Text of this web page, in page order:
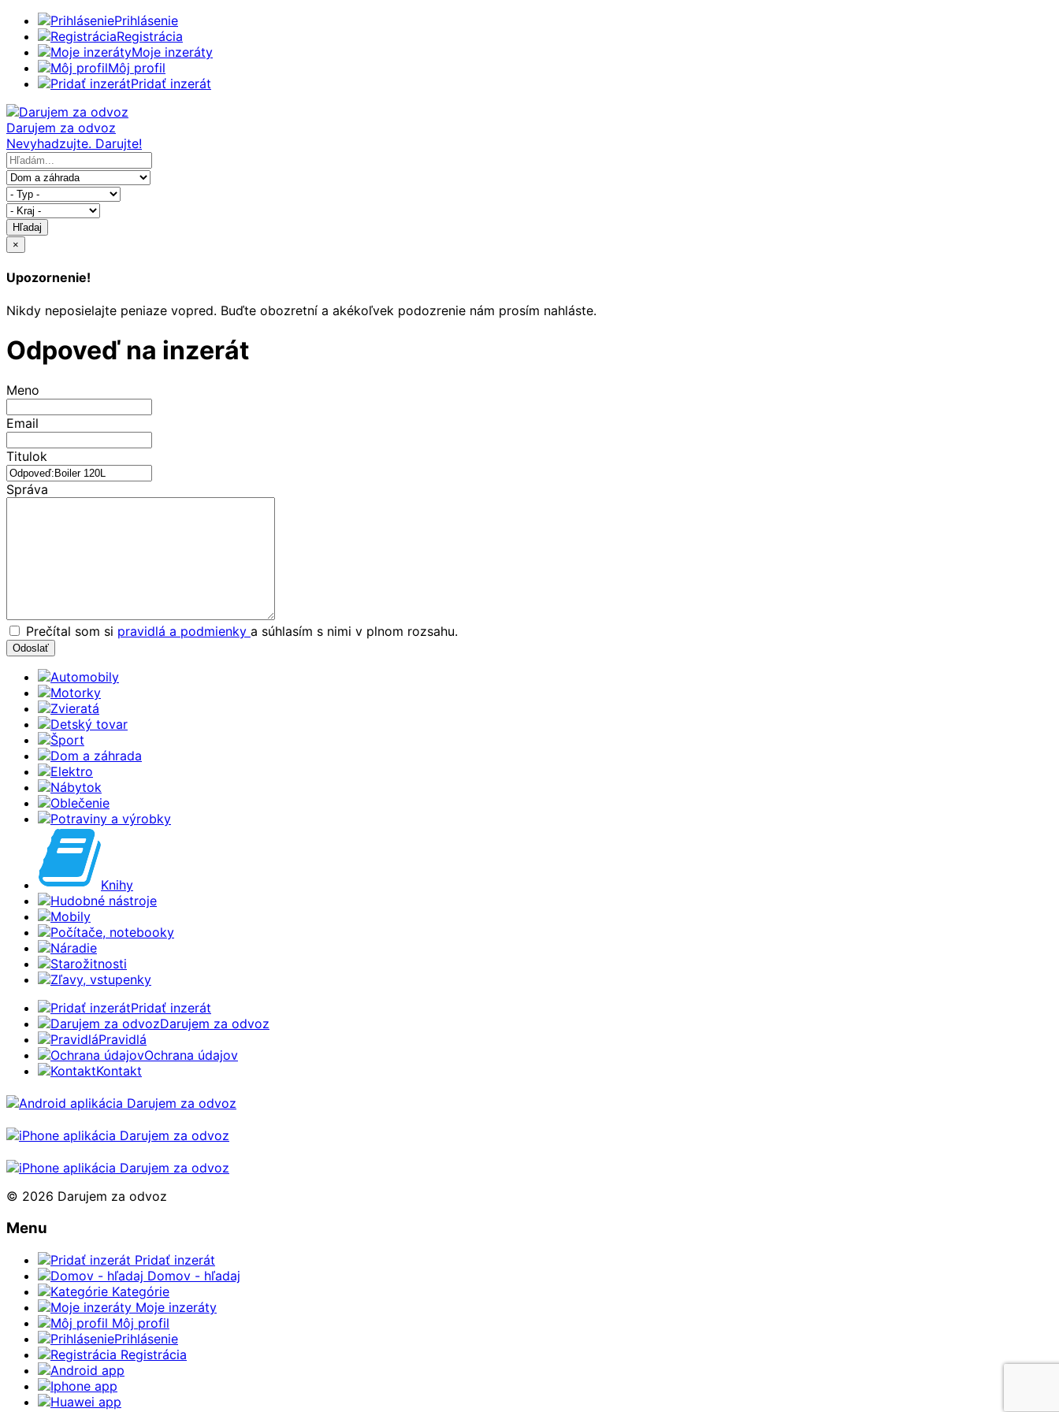
Prihlásenie
Registrácia
Moje inzeráty
Môj profil
Pridať inzerát
Darujem za odvoz
Nevyhadzujte. Darujte!
Hľadaj
×
Upozornenie!
Nikdy neposielajte peniaze vopred. Buďte obozretní a akékoľvek podozrenie nám prosím nahláste.
Odpoveď na inzerát
Meno
Email
Titulok
Správa
Prečítal som si pravidlá a podmienky a súhlasím s nimi v plnom rozsahu.
Automobily
Motorky
Zvieratá
Detský tovar
Šport
Dom a záhrada
Elektro
Nábytok
Oblečenie
Potraviny a výrobky
Knihy
Hudobné nástroje
Mobily
Počítače, notebooky
Náradie
Starožitnosti
Zľavy, vstupenky
Pridať inzerát
Darujem za odvoz
Pravidlá
Ochrana údajov
Kontakt
© 2026 Darujem za odvoz
Menu
Pridať inzerát
Domov - hľadaj
Kategórie
Moje inzeráty
Môj profil
Prihlásenie
Registrácia